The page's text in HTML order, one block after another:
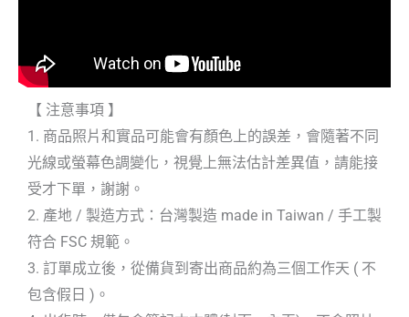
【 注意事項 】
1. 商品照片和實品可能會有顏色上的誤差，會隨著不同
光線或螢幕色調變化，視覺上無法估計差異值，請能接
受才下單，謝謝。
2. 產地 / 製造方式：台灣製造 made in Taiwan / 手工製
符合 FSC 規範。
3. 訂單成立後，從備貨到寄出商品約為三個工作天 ( 不
包含假日 )。